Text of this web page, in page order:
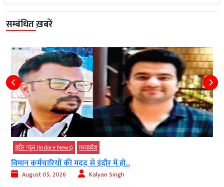
सम्बंधित ख़बरें
इंदौर न्यूज़ (Indore News) मध्‍यप्रदेश
विमान कर्मचारियों की मदद से इंदौर में हो...
August 05, 2026 Kalyan Singh